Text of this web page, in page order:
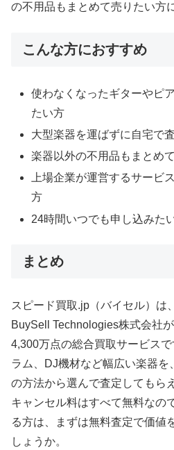
の不用品もまとめて売りたい方
こんな方におすすめ
使わなくなったギターやピ
たい方
大型楽器を運ばずに自宅で
楽器以外の不用品もまとめ
上場企業が運営するサービ
方
24時間いつでも申し込みた
まとめ
スピード買取.jp（バイセル）は
BuySell Technologies株式会社
4,300万点の総合買取サービス
ラム、DJ機材など幅広い楽器を
の方法から選んで査定してもら
キャンセル料はすべて無料なの
る方は、まずは無料査定で価値
しょうか。